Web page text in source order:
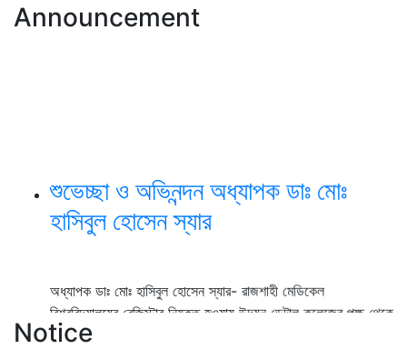
Announcement
শুভেচ্ছা ও অভিনন্দন অধ্যাপক ডাঃ মোঃ
হাসিবুল হোসেন স্যার
অধ্যাপক ডাঃ মোঃ হাসিবুল হোসেন স্যার- রাজশাহী মেডিকেল
বিশ্ববিদ্যালয়ের রেজিস্টার নিযুক্ত হওয়ায় উদয়ন ডেন্টাল কলেজের পক্ষ থেকে
আন্তরিক শুভেচ্ছা ও অভিনন্দন।
Notice